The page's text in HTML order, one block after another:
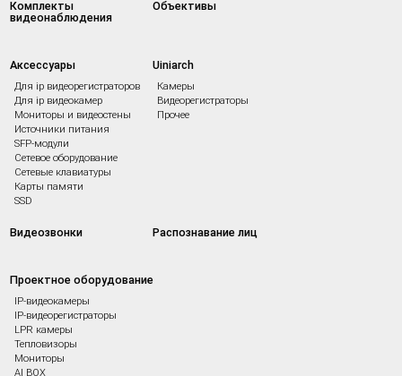
Комплекты
видеонаблюдения
Объективы
Аксессуары
Для ip видеорегистраторов
Для ip видеокамер
Мониторы и видеостены
Источники питания
SFP-модули
Сетевое оборудование
Сетевые клавиатуры
Карты памяти
SSD
Uiniarch
Камеры
Видеорегистраторы
Прочее
Видеозвонки Распознавание лиц
Проектное оборудование
IP-видеокамеры
IP-видеорегистраторы
LPR камеры
Тепловизоры
Мониторы
AI BOX